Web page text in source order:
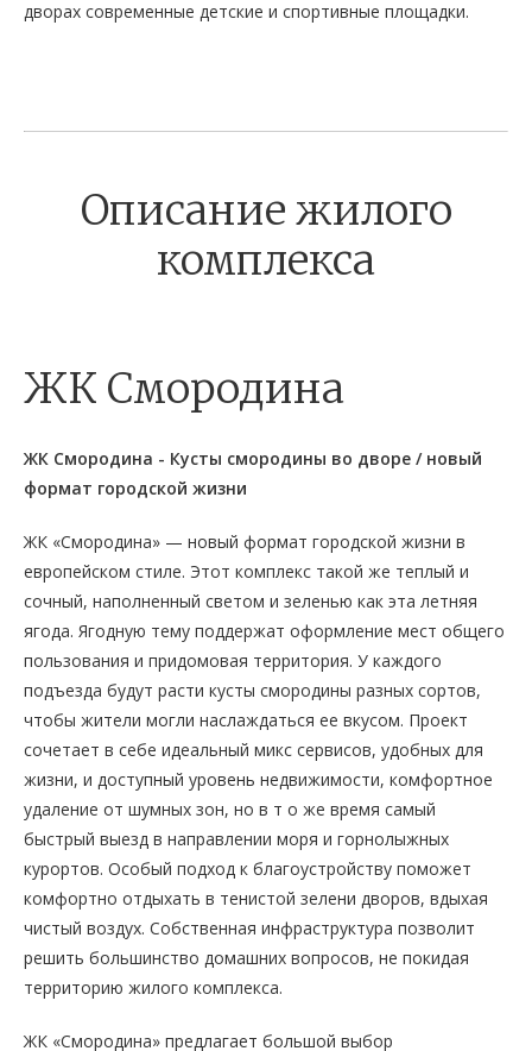
дворах современные детские и спортивные площадки.
Описание жилого
комплекса
ЖК Смородина
ЖК Смородина - Кусты смородины во дворе / новый
формат городской жизни
ЖК «Смородина» — новый формат городской жизни в
европейском стиле. Этот комплекс такой же теплый и
сочный, наполненный светом и зеленью как эта летняя
ягода. Ягодную тему поддержат оформление мест общего
пользования и придомовая территория. У каждого
подъезда будут расти кусты смородины разных сортов,
чтобы жители могли наслаждаться ее вкусом. Проект
сочетает в себе идеальный микс сервисов, удобных для
жизни, и доступный уровень недвижимости, комфортное
удаление от шумных зон, но в т о же время самый
быстрый выезд в направлении моря и горнолыжных
курортов. Особый подход к благоустройству поможет
комфортно отдыхать в тенистой зелени дворов, вдыхая
чистый воздух. Собственная инфраструктура позволит
решить большинство домашних вопросов, не покидая
территорию жилого комплекса.
ЖК «Смородина» предлагает большой выбор